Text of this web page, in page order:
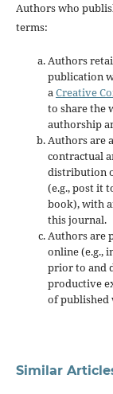
Authors who
terms:
Authors
publication
aCreative
to share the
authorship
Authors are
contractual
distribution
(e.g., post it
book), with
this journal.
Authors are
online (e.g.,
prior to and
productive
of published
Similar